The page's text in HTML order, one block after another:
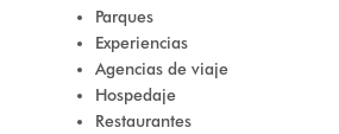
Parques
Experiencias
Agencias de viaje
Hospedaje
Restaurantes